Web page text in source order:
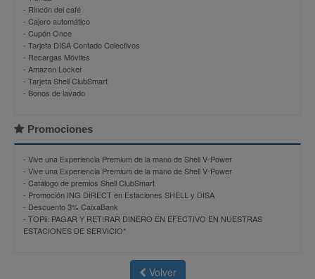
- Rincón del café
- Cajero automático
- Cupón Once
- Tarjeta DISA Contado Colectivos
- Recargas Móviles
- Amazon Locker
- Tarjeta Shell ClubSmart
- Bonos de lavado
Promociones
- Vive una Experiencia Premium de la mano de Shell V-Power
- Vive una Experiencia Premium de la mano de Shell V-Power
- Catálogo de premios Shell ClubSmart
- Promoción ING DIRECT en Estaciones SHELL y DISA
- Descuento 3% CaixaBank
- TOPii: PAGAR Y RETIRAR DINERO EN EFECTIVO EN NUESTRAS
ESTACIONES DE SERVICIO*
Volver